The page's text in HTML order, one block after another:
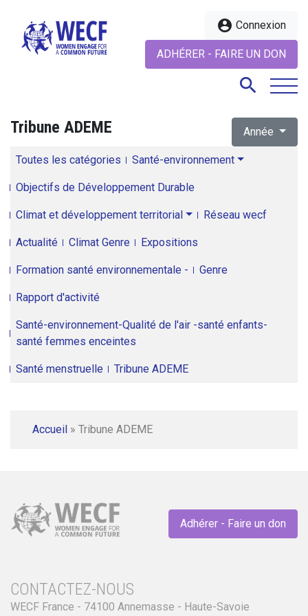
account_circle Connexion
ADHÉRER - FAIRE UN DON
search
Tribune ADEME Année
Toutes les catégories Santé-environnement
Objectifs de Développement Durable
Climat et développement territorial Réseau wecf
Actualité Climat Genre Expositions
Formation santé environnementale - Genre
Rapport d'activité
Santé-environnement-Qualité de l'air -santé enfants-
santé femmes enceintes
Santé menstruelle Tribune ADEME
Accueil » Tribune ADEME
Adhérer - Faire un don
CONTACTEZ-NOUS
WECF France - 74100 Annemasse - Haute-Savoie